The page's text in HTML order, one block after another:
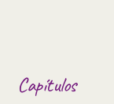
Capítulos